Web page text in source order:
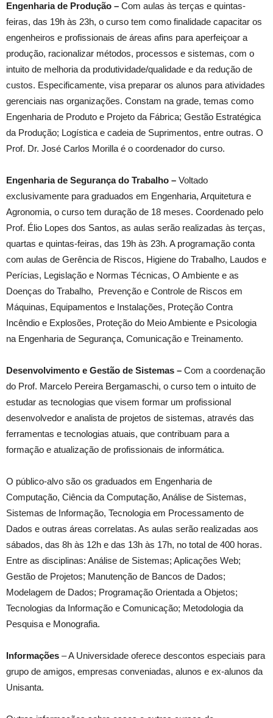
Engenharia de Produção – Com aulas às terças e quintas-
feiras, das 19h às 23h, o curso tem como finalidade capacitar os
engenheiros e profissionais de áreas afins para aperfeiçoar a
produção, racionalizar métodos, processos e sistemas, com o
intuito de melhoria da produtividade/qualidade e da redução de
custos. Especificamente, visa preparar os alunos para atividades
gerenciais nas organizações. Constam na grade, temas como
Engenharia de Produto e Projeto da Fábrica; Gestão Estratégica
da Produção; Logística e cadeia de Suprimentos, entre outras. O
Prof. Dr. José Carlos Morilla é o coordenador do curso.
Engenharia de Segurança do Trabalho – Voltado
exclusivamente para graduados em Engenharia, Arquitetura e
Agronomia, o curso tem duração de 18 meses. Coordenado pelo
Prof. Élio Lopes dos Santos, as aulas serão realizadas às terças,
quartas e quintas-feiras, das 19h às 23h. A programação conta
com aulas de Gerência de Riscos, Higiene do Trabalho, Laudos e
Perícias, Legislação e Normas Técnicas, O Ambiente e as
Doenças do Trabalho, Prevenção e Controle de Riscos em
Máquinas, Equipamentos e Instalações, Proteção Contra
Incêndio e Explosões, Proteção do Meio Ambiente e Psicologia
na Engenharia de Segurança, Comunicação e Treinamento.
Desenvolvimento e Gestão de Sistemas – Com a coordenação
do Prof. Marcelo Pereira Bergamaschi, o curso tem o intuito de
estudar as tecnologias que visem formar um profissional
desenvolvedor e analista de projetos de sistemas, através das
ferramentas e tecnologias atuais, que contribuam para a
formação e atualização de profissionais de informática.
O público-alvo são os graduados em Engenharia de
Computação, Ciência da Computação, Análise de Sistemas,
Sistemas de Informação, Tecnologia em Processamento de
Dados e outras áreas correlatas. As aulas serão realizadas aos
sábados, das 8h às 12h e das 13h às 17h, no total de 400 horas.
Entre as disciplinas: Análise de Sistemas; Aplicações Web;
Gestão de Projetos; Manutenção de Bancos de Dados;
Modelagem de Dados; Programação Orientada a Objetos;
Tecnologias da Informação e Comunicação; Metodologia da
Pesquisa e Monografia.
Informações – A Universidade oferece descontos especiais para
grupo de amigos, empresas conveniadas, alunos e ex-alunos da
Unisanta.